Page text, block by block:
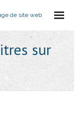
de site web
sur